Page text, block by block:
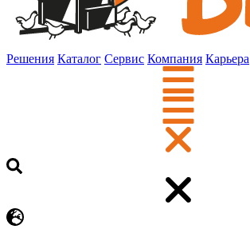
Решения Каталог Сервис Компания Карьера